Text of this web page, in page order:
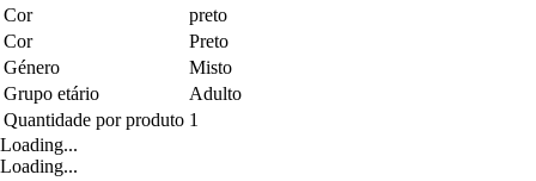
Cor
preto
Cor
Preto
Género
Misto
Grupo etário
Adulto
Quantidade por produto 1
Loading...
Loading...